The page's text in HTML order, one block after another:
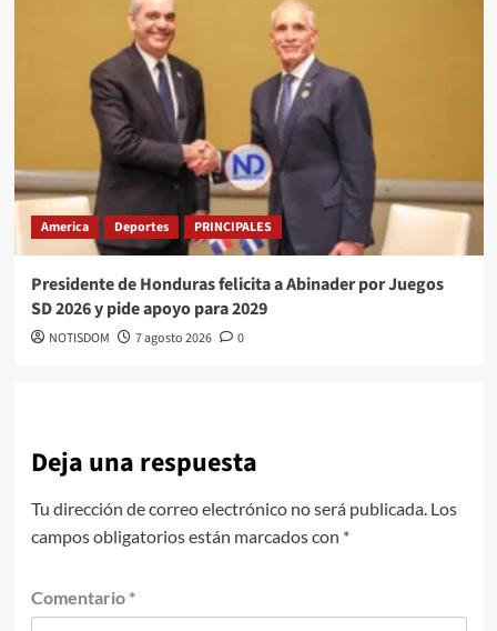
America Deportes PRINCIPALES
Presidente de Honduras felicita a Abinader por Juegos
SD 2026 y pide apoyo para 2029
NOTISDOM 7 agosto 2026 0
Deja una respuesta
Tu dirección de correo electrónico no será publicada. Los
campos obligatorios están marcados con *
Comentario *